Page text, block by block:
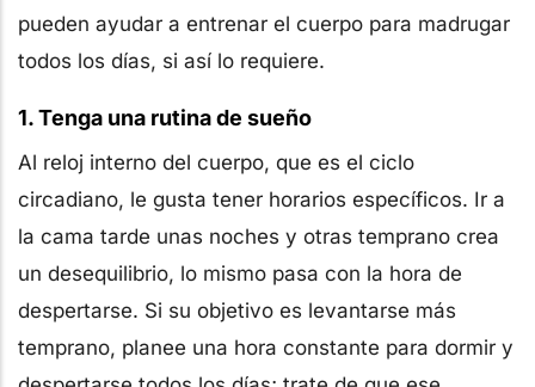
pueden ayudar a entrenar el cuerpo para madrugar
todos los días, si así lo requiere.
1. Tenga una rutina de sueño
Al reloj interno del cuerpo, que es el ciclo
circadiano, le gusta tener horarios específicos. Ir a
la cama tarde unas noches y otras temprano crea
un desequilibrio, lo mismo pasa con la hora de
despertarse. Si su objetivo es levantarse más
temprano, planee una hora constante para dormir y